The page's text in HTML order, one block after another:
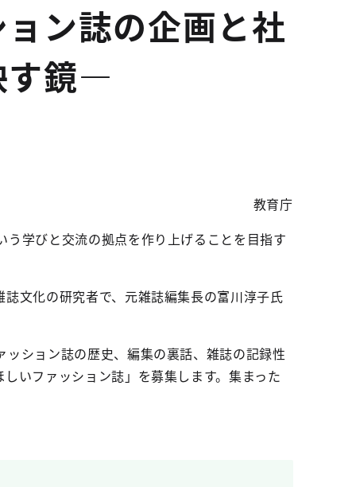
ン誌の企画と社
す鏡―
教育庁
学びと交流の拠点を作り上げることを目指す
文化の研究者で、元雑誌編集長の富川淳子氏
ション誌の歴史、編集の裏話、雑誌の記録性
いファッション誌」を募集します。集まった